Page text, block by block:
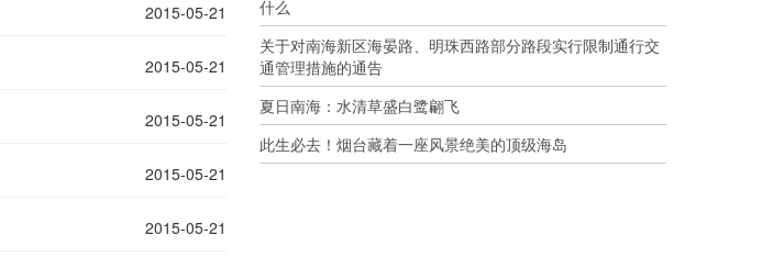
2015-05-21
2015-05-21
2015-05-21
2015-05-21
2015-05-21
什么
关于对南海新区海晏路、明珠西路部分路段实行限制通行交
通管理措施的通告
夏日南海：水清草盛白鹭翩飞
此生必去！烟台藏着一座风景绝美的顶级海岛